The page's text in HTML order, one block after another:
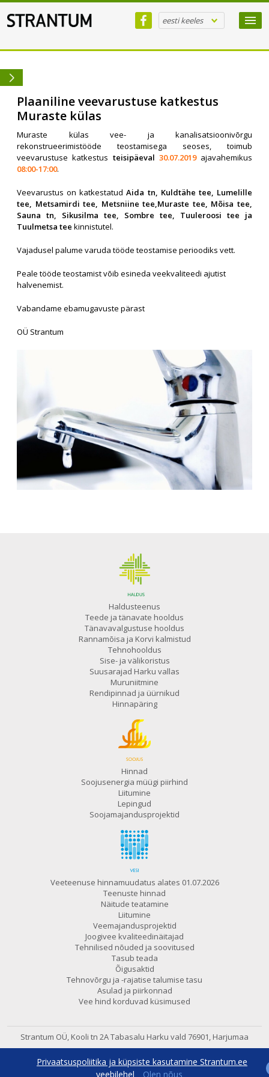
Privaatsuspoliitika ja küpsiste kasutamine Strantum.ee
veebilehel
Olen nõus
eesti keeles
Plaaniline veevarustuse katkestus
Muraste külas
Muraste külas vee- ja kanalisatsioonivõrgu
rekonstrueerimistööde teostamisega seoses, toimub
veevarustuse katkestus teisipäeval 30.07.2019ajavahemikus
08:00-17:00.
Veevarustus on katkestatudAida tn, Kuldtähe tee, Lumelille
tee, Metsamirdi tee, Metsniine tee,Muraste tee, Mõisa tee,
Sauna tn, Sikusilma tee, Sombre tee, Tuuleroosi tee ja
Tuulmetsa tee kinnistutel.
Vajadusel palume varuda tööde teostamise perioodiks vett.
Peale tööde teostamist võib esineda veekvaliteedi ajutist
halvenemist.
Vabandame ebamugavuste pärast
OÜ Strantum
Haldusteenus
Teede ja tänavate hooldus
Tänavavalgustuse hooldus
Rannamõisa ja Korvi kalmistud
Tehnohooldus
Sise- ja välikoristus
Suusarajad Harku vallas
Muruniitmine
Rendipinnad ja üürnikud
Hinnapäring
Hinnad
Soojusenergia müügi piirhind
Liitumine
Lepingud
Soojamajandusprojektid
Veeteenuse hinnamuudatus alates 01.07.2026
Teenuste hinnad
Näitude teatamine
Liitumine
Veemajandusprojektid
Joogivee kvaliteedinäitajad
Tehnilised nõuded ja soovitused
Tasub teada
Õigusaktid
Tehnovõrgu ja -rajatise talumise tasu
Asulad ja piirkonnad
Vee hind korduvad küsimused
Strantum OÜ, Kooli tn 2A Tabasalu Harku vald 76901, Harjumaa
600 780024h avaritelefon